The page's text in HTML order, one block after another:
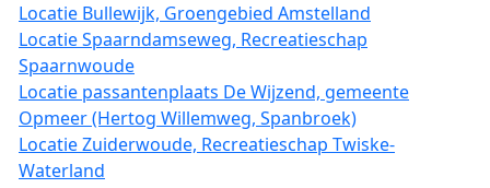
Locatie Bullewijk, Groengebied Amstelland
Locatie Spaarndamseweg, Recreatieschap
Spaarnwoude
Locatie passantenplaats De Wijzend, gemeente
Opmeer (Hertog Willemweg, Spanbroek)
Locatie Zuiderwoude, Recreatieschap Twiske-
Waterland